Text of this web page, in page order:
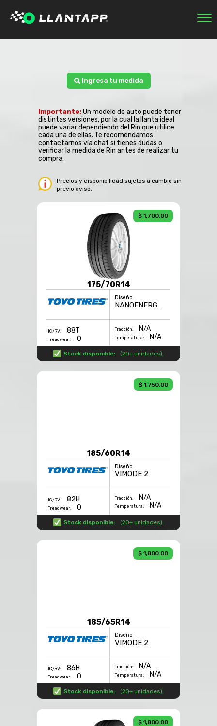
ECOLÓGICAS
RASTREAR PEDIDO
SESIÓN
Ingresa tu medida
Importante:Un modelo de auto puede tener
distintas versiones, por la cual la llanta ideal
puede variar dependiendo del Rin que utilice
cada una de ellas. Te recomendamos
contactarnos vía chat si tienes dudas o
verificar la medida de Rin antes de realizar tu
compra.
Precios y disponibilidad sujetos a cambio sin
previo aviso.
$ 1,700.00
175/70R14
Diseño
NANOENERGY 3
IC/RV: 88T
Treadwear: 0
Tracción: N/A
Temperatura: N/A
Stock disponible: (20+ unidades).
$ 1,750.00
185/60R14
Diseño
VIMODE 2
IC/RV: 82H
Treadwear: 0
Tracción: N/A
Temperatura: N/A
Stock disponible: (20+ unidades).
$ 1,800.00
185/65R14
Diseño
VIMODE 2
IC/RV: 86H
Treadwear: 0
Tracción: N/A
Temperatura: N/A
Stock disponible: (20+ unidades).
$ 1,800.00